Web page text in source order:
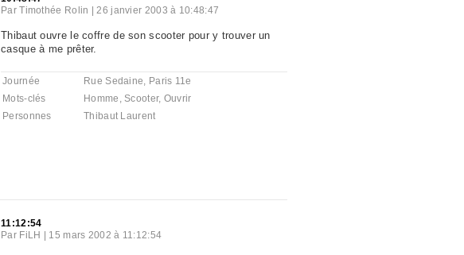
ParTimothée Rolin |26 janvier 2003 à 10:48:47
Thibaut ouvre le coffre de son scooter pour y trouver un
casque à me prêter.
Journée
Rue Sedaine, Paris 11e
Mots-clés
Homme , Scooter, Ouvrir
Personnes
Thibaut Laurent
11:12:54
Par FiLH 15 mars 2002 à 11:12:54